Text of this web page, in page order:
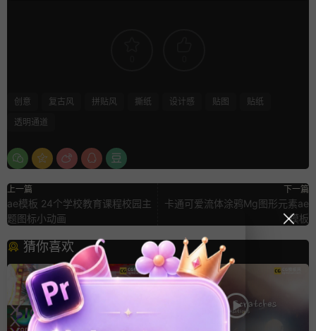
创意 复古风 拼贴风 撕纸 设计感 贴图
贴纸
透明通道
上一篇
ae模板 24个学校教育课程校园主
题图标小动画
下一篇
卡通可爱流体涂鸦Mg图形元素ae
模板
猜你喜欢